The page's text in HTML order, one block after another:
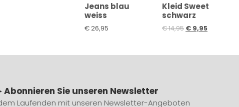
Jeans blau
weiss
€26,95
Kleid Sweet
schwarz
€14,95 € 9,95
Abonnieren Sie unseren Newsletter
Laufenden mit unseren Newsletter-Angeboten